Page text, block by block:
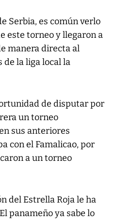
Serbia, es común verlo
este torneo y llegaron a
manera directa al
de la liga local la
de disputar por
un torneo
sus anteriores
con el Famalicao, por
a un torneo
del Estrella Roja le ha
panameño ya sabe lo